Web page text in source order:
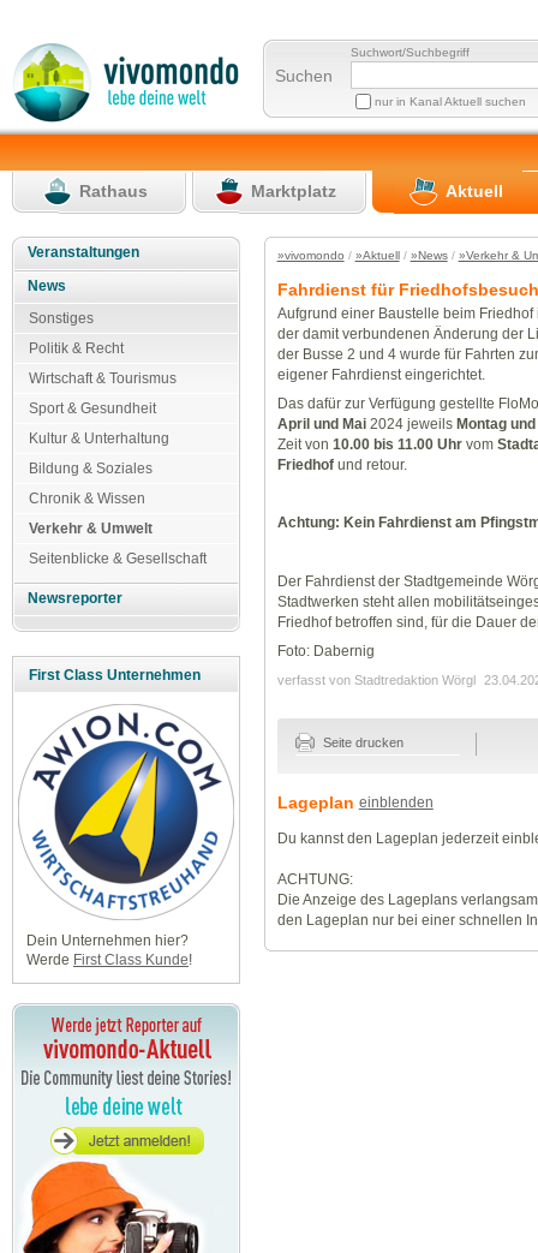
Suchen
Suchwort/Suchbegriff
nur in Kanal Aktuell suchen
Rathaus Marktplatz Aktuell
Veranstaltungen
News
Sonstiges
Politik & Recht
Wirtschaft & Tourismus
Sport & Gesundheit
Kultur & Unterhaltung
Bildung & Soziales
Chronik & Wissen
Verkehr & Umwelt
Seitenblicke & Gesellschaft
Newsreporter
First Class Unternehmen
Dein Unternehmen hier?
Werde First Class Kunde!
»vivomondo / »Aktuell/ »News/ »Verkehr &
Fahrdienst für
Aufgrund einer Baustelle beim Friedhof
der damit verbundenen Änderung der
der Busse 2 und 4 wurde für Fahrten
eigener Fahrdienst eingerichtet.
Das dafür zur Verfügung gestellte
April und Mai2024 jeweils Montag
Zeit von 10.00 bis 11.00 Uhrvom
Friedhofund retour.
Achtung: Kein Fahrdienst am
Der Fahrdienst der Stadtgemeinde
Stadtwerken steht allen
Friedhof betroffen sind, für die Dauer
Foto: Dabernig
verfasst von Stadtredaktion Wörgl
Seite drucken
Lageplan einblenden
Du kannst den Lageplan jederzeit
ACHTUNG:
Die Anzeige des Lageplans
den Lageplan nur bei einer schnellen